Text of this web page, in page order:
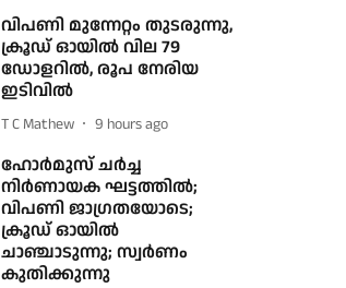
വിപണി മുന്നേറ്റം തുടരുന്നു,
ക്രൂഡ് ഓയിൽ വില 79
ഡോളറില്‍, രൂപ നേരിയ
ഇടിവില്‍
T C Mathew 9 hours ago
ഹോർമുസ് ചർച്ച
നിർണായക ഘട്ടത്തിൽ;
വിപണി ജാഗ്രതയോടെ;
ക്രൂഡ് ഓയിൽ
ചാഞ്ചാടുന്നു; സ്വർണം
കുതിക്കുന്നു